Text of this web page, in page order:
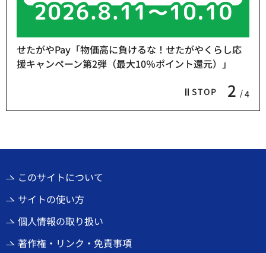
STOP 2 4
せたがやPay「物価高に負けるな！せたがやくらし応
援キャンペーン第2弾（最大10％ポイント還元）」
このサイトについて
サイトの使い方
個人情報の取り扱い
著作権・リンク・免責事項